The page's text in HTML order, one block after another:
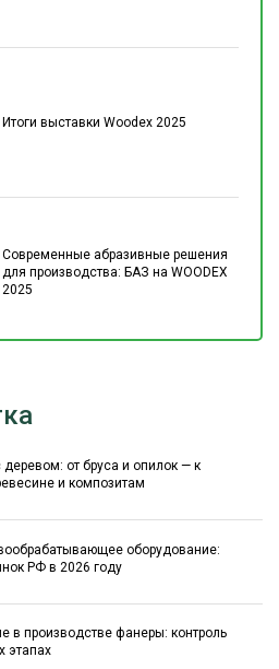
Итоги выставки Woodex 2025
Современные абразивные решения
для производства: БАЗ на WOODEX
2025
от бруса и опилок — к
и композитам
оборудование:
РФ в 2026 году
в производстве фанеры: контроль
этапах